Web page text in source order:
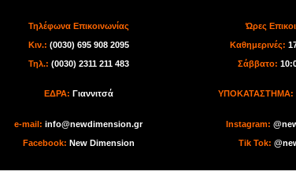
Τηλέφωνα Επικοινωνίας
Κιν.: (0030) 695 908 2095
Τηλ.: (0030) 2311 211 483
ΕΔΡΑ: Γιαννιτσά
e-mail: info@newdimension.gr
Facebook: New Dimension
Ώρες
Καθημερινές:
Σάββατο:
ΥΠΟΚΑΤΑΣΤΗΜΑ:
Instagram:
Tik Tok: